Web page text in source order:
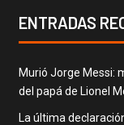
ENTRADAS
Murió Jorge Messi:
del papá de Lionel
La última